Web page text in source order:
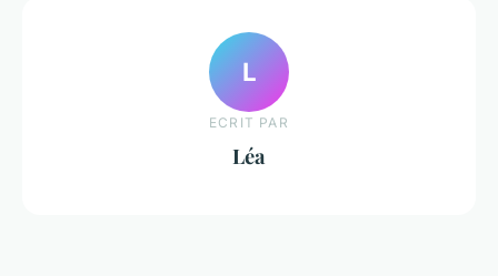
L
ECRIT PAR
Léa